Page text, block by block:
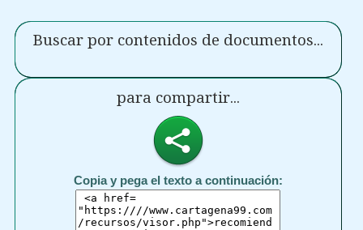
Buscar por contenidos de documentos...
para compartir...
Copia y pega el texto a continuación: